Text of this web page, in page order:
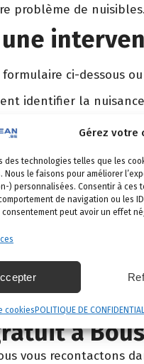
Gérez votre
des technologies telles que les
Nous le faisons pour améliorer
) personnalisées. Consentir à ces
de navigation ou les
consentement peut avoir un effet
cookies POLITIQUE DE
problème de nuisibles.
ci-dessous
identifier la
produits certifiés,
de résultat.
communes
Hensies
à
vous recontactons